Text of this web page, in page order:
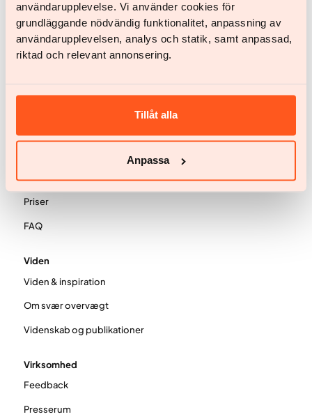
användarupplevelse. Vi använder cookies för
grundläggande nödvändig funktionalitet, anpassning av
användarupplevelsen, analys och statik, samt anpassad,
riktad och relevant annonsering.
Tillåt alla
Anpassa
Chat med os help@yazen.com
Svar inden for 24 timer.
Vores service
Kvinde
Anmeldelser
Priser
FAQ
Viden
Viden & inspiration
Om svær overvægt
Videnskab og publikationer
Virksomhed
Feedback
Presserum